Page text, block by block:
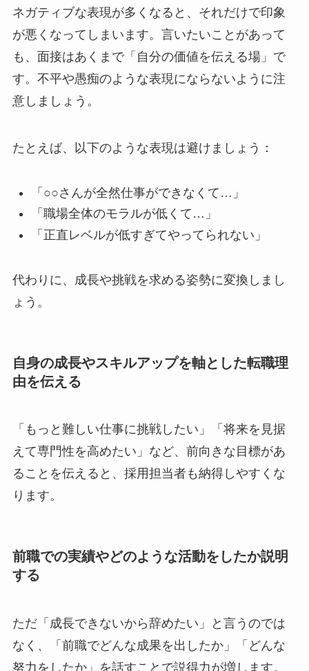
ネガティブな表現が多くなると、それだけで印象
が悪くなってしまいます。言いたいことがあって
も、面接はあくまで「自分の価値を伝える場」で
す。不平や愚痴のような表現にならないように注
意しましょう。
たとえば、以下のような表現は避けましょう：
「○○さんが全然仕事ができなくて…」
「職場全体のモラルが低くて…」
「正直レベルが低すぎてやってられない」
代わりに、成長や挑戦を求める姿勢に変換しまし
ょう。
自身の成長やスキルアップを軸とした転職理
由を伝える
「もっと難しい仕事に挑戦したい」「将来を見据
えて専門性を高めたい」など、前向きな目標があ
ることを伝えると、採用担当者も納得しやすくな
ります。
前職での実績やどのような活動をしたか説明
する
ただ「成長できないから辞めたい」と言うのでは
なく、「前職でどんな成果を出したか」「どんな
努力をしたか」を話すことで説得力が増します。